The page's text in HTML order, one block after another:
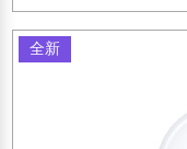
全新